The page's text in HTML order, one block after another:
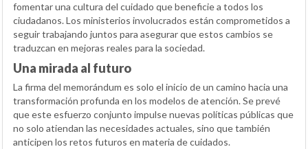
fomentar una cultura del cuidado que beneficie a todos los
ciudadanos. Los ministerios involucrados están comprometidos a
seguir trabajando juntos para asegurar que estos cambios se
traduzcan en mejoras reales para la sociedad.
Una mirada al futuro
La firma del memorándum es solo el inicio de un camino hacia una
transformación profunda en los modelos de atención. Se prevé
que este esfuerzo conjunto impulse nuevas políticas públicas que
no solo atiendan las necesidades actuales, sino que también
anticipen los retos futuros en materia de cuidados.